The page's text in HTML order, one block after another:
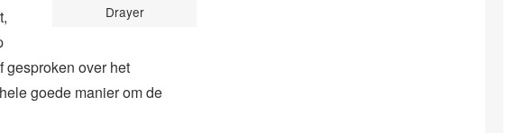
Drayer
gesproken over het
goede manier om de